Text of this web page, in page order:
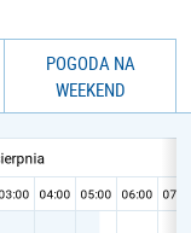
POGODA NA
WEEKEND